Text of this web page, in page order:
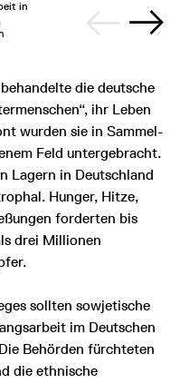
in
die deutsche
ihr Leben
wurden sie in Sammel-
Feld untergebracht.
Lagern in Deutschland
Hunger, Hitze,
forderten bis
drei Millionen
sollten sowjetische
im Deutschen
Behörden fürchteten
die ethnische